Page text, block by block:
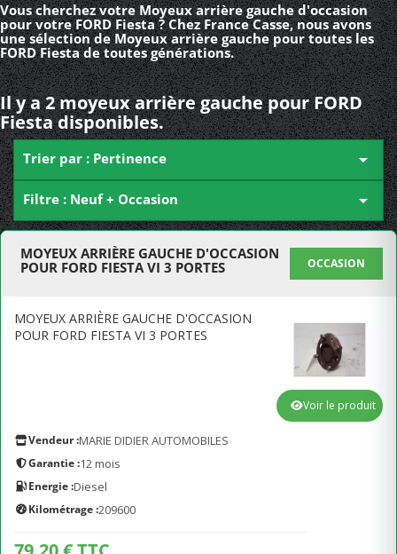
Vous cherchez votre Moyeux arrière gauche d'occasion
pour votre FORD Fiesta ? Chez France Casse, nous avons
une sélection de Moyeux arrière gauche pour toutes les
FORD Fiesta de toutes générations.
Il y a 2 moyeux arrière gauche pour FORD
Fiesta disponibles.
Trier par : Pertinence 
Filtre : Neuf + Occasion 
MOYEUX ARRIÈRE GAUCHE D'OCCASION
POUR FORD FIESTA VI 3 PORTES
OCCASION
MOYEUX ARRIÈRE GAUCHE D'OCCASION
POUR FORD FIESTA VI 3 PORTES
Vendeur :MARIE DIDIER AUTOMOBILES
Garantie :12 mois
Energie :Diesel
Kilométrage :209600
Voir le produit